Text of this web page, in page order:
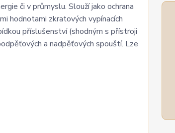
či v průmyslu. Slouží jako ochrana
hodnotami zkratových vypínacích
příslušenství (shodným s přístroji
a nadpěťových spouští. Lze